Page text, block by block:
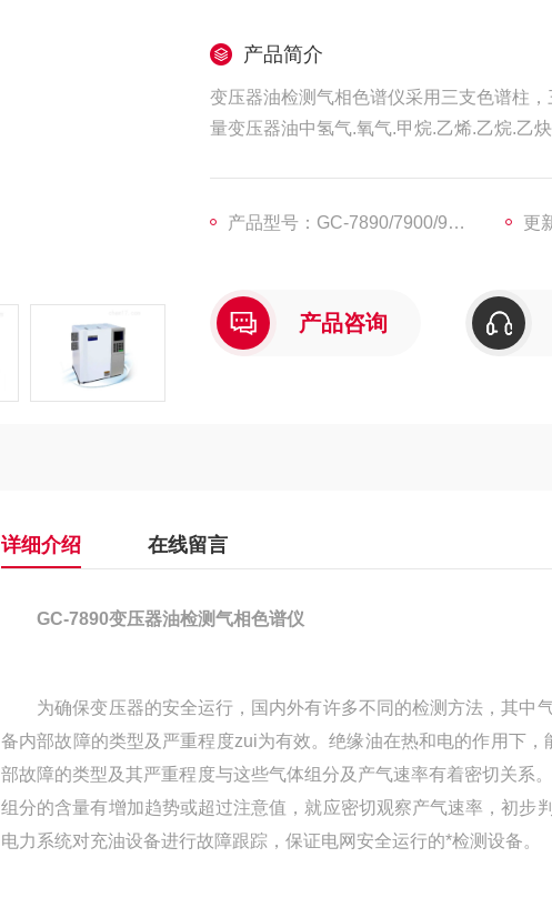
产品简介
变压器油检测气相色谱仪采用三支色谱柱
量变压器油中氢气.氧气.甲烷.乙烯.乙烷.乙
产品型号：GC-7890/7900/9860 更
产品咨询
详细介绍 在线留言
GC-7890变压器油检测气相色谱仪
为确保变压器的安全运行，国内外有许多不同的检测方法，其中
备内部故障的类型及严重程度zui为有效。绝缘油在热和电的作用下
部故障的类型及其严重程度与这些气体组分及产气速率有着密切关系
组分的含量有增加趋势或超过注意值，就应密切观察产气速率，初
电力系统对充油设备进行故障跟踪，保证电网安全运行的*检测设备。